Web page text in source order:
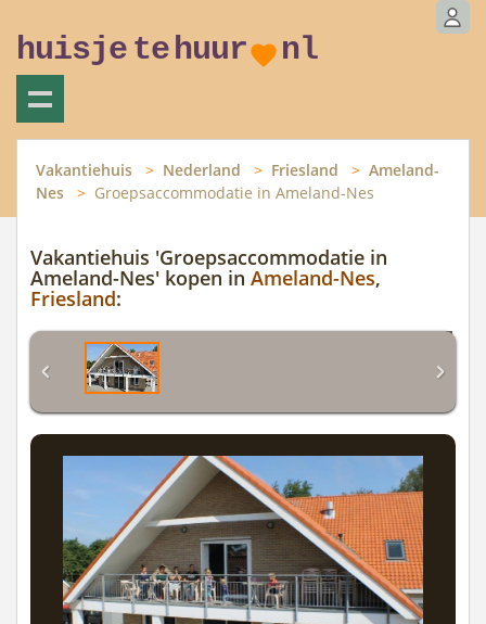
huisje tehuur nl
Vakantiehuis Nederland Friesland
Ameland-
Nes
Groepsaccommodatie in Ameland-Nes
Vakantiehuis 'Groepsaccommodatie in
Ameland-Nes' kopen in Ameland-Nes,
Friesland: